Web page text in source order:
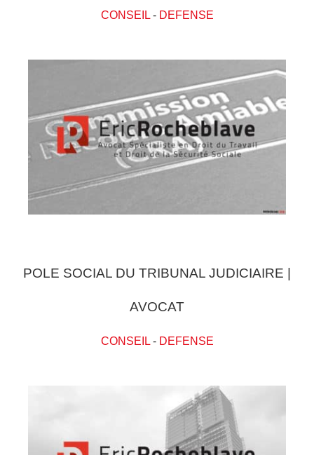
CONSEIL- DEFENSE
POLE SOCIAL DU TRIBUNAL JUDICIAIRE |
AVOCAT
CONSEIL- DEFENSE